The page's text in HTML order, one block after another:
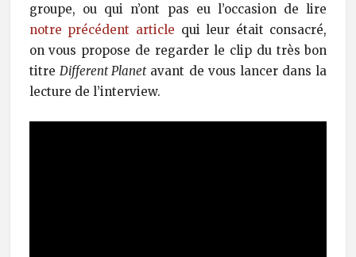
groupe, ou qui n’ont pas eu l’occasion de lire
notre précédent article qui leur était consacré,
on vous propose de regarder le clip du très bon
titre Different Planetavant de vous lancer dans la
lecture de l’interview.